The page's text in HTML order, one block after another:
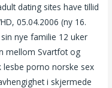
dating sites have tillid
05.04.2006 (ny 16.
nye familie 12 uker
mellom Svartfot og
lesbe porno norske sex
i skjermede